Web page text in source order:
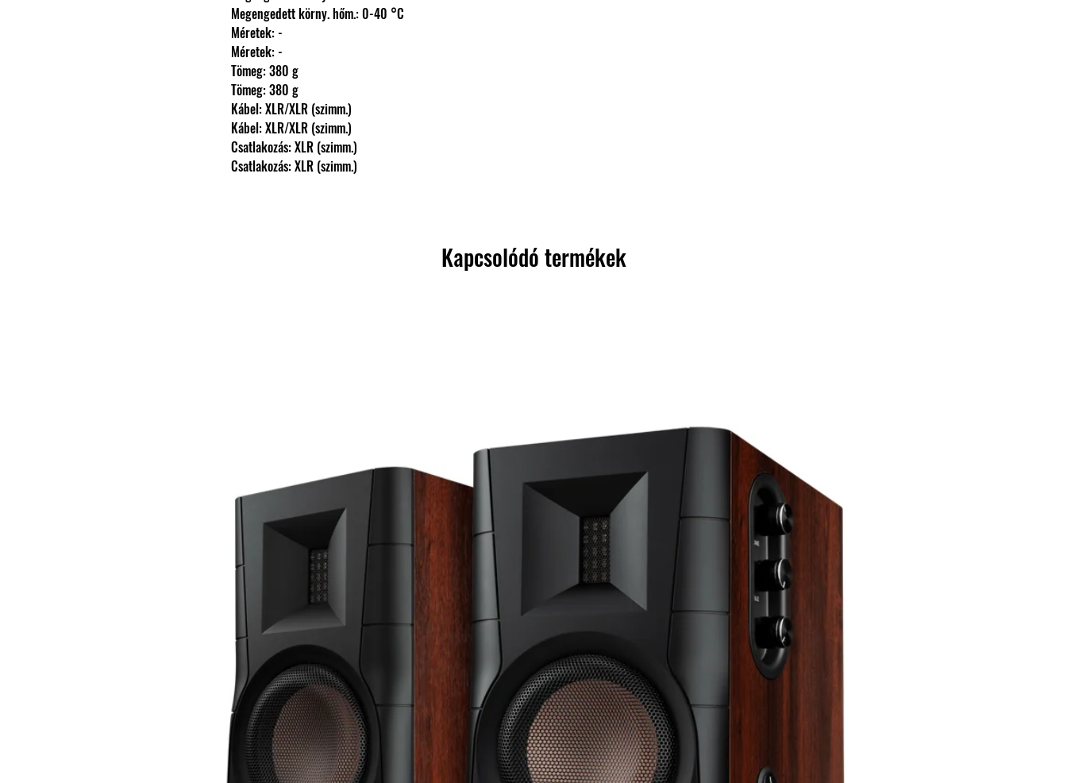
                Megengedett körny. hőm.: 0-40 °C
                Méretek: -
                Méretek: -
                Tömeg: 380 g
                Tömeg: 380 g
                Kábel: XLR/XLR (szimm.)
                Kábel: XLR/XLR (szimm.)
                Csatlakozás: XLR (szimm.)
                Csatlakozás: XLR (szimm.)
Kapcsolódó termékek